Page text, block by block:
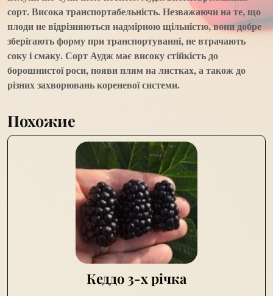
сорт. Висока транспортабельність. Незважаючи на те, що
плоди не відрізняються надмірною щільністю, вони добре
зберігають форму при транспортуванні, не втрачають
соку і смаку. Сорт Аудж має високу стійкість до
борошнистої роси, появи плям на листках, а також до
різних захворювань кореневої системи.
Похожие
Кеддо 3-х річка